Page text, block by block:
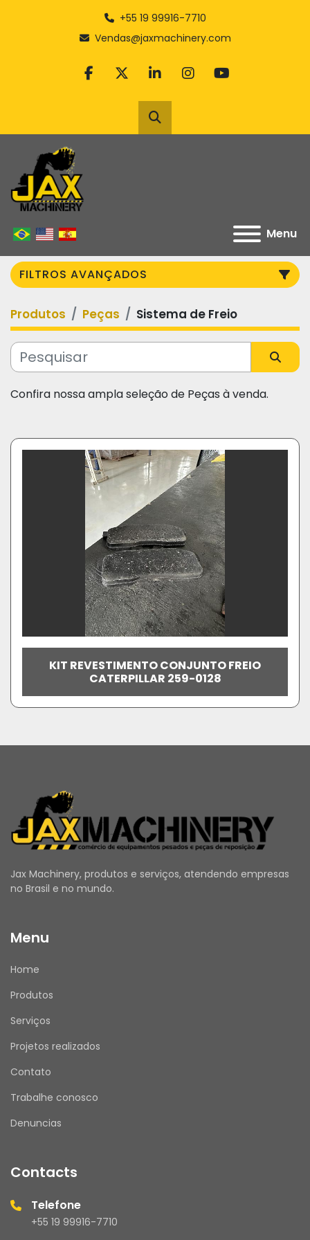
+55 19 99916-7710
Vendas@jaxmachinery.com
facebook
twitterlinkedininstagram
youtube
Pesquisar
Menu
FILTROS AVANÇADOS
Categoria
Fabricante
Produtos Peças Sistema de Freio
Confira nossa ampla seleção de Peças à venda.
KIT REVESTIMENTO CONJUNTO FREIO
CATERPILLAR 259-0128
Jax Machinery, produtos e serviços, atendendo empresas
no Brasil e no mundo.
Menu
Home
Produtos
Serviços
Projetos realizados
Contato
Trabalhe conosco
Denuncias
Contacts
Telefone
+55 19 99916-7710